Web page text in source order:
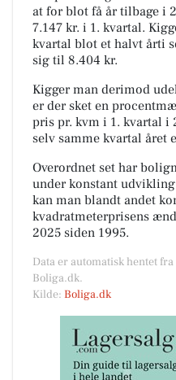
at for blot få år tilbage i
7.147 kr. i 1. kvartal.
kvartal blot et halvt årti
sig til 8.404 kr.
Kigger man derimod
er der sket en
pris pr. kvm i 1. kvartal i
selv samme kvartal året
Overordnet set har
under konstant udvikling
kan man blandt andet
kvadratmeterprisens
2025 siden 1995.
Data er automatisk hentet
Boliga.dk.
Kilde: Boliga.dk